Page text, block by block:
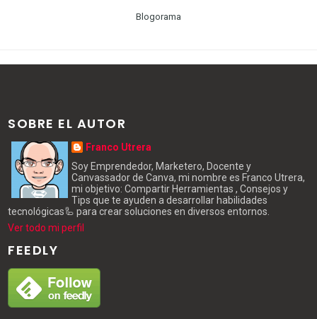
Blogorama
SOBRE EL AUTOR
Franco Utrera
Soy Emprendedor, Marketero, Docente y
Canvassador de Canva, mi nombre es Franco Utrera,
mi objetivo: Compartir Herramientas , Consejos y
Tips que te ayuden a desarrollar habilidades
tecnológicas🦾 para crear soluciones en diversos entornos.
Ver todo mi perfil
FEEDLY